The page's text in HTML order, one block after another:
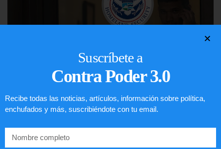
Comunistas no son bienvenidos en
LEER ARTÍCULO...
Suscríbete a
Contra Poder 3.0
Recibe todas las noticias, artículos, información sobre política,
enchufados y más, suscribiéndote con tu email.